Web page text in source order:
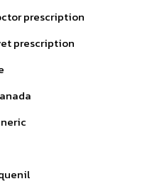
prescription
prescription